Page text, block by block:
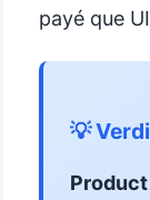
payé que
💡